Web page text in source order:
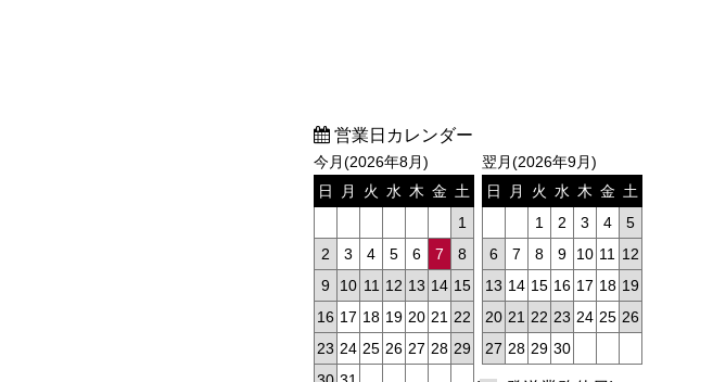
営業日カレンダー
今月(2026年8月)
日
月 火 水 木 金 土
1
2
3 4 5 6 7
8
9
10 11 12 13 14 15
16 17 18 19 20 21 22
23 24 25 26 27 28 29
翌月(2026年9月)
日
月 火 水 木 金 土
1
2 3 4
5
6
7 8 9 10 11
12
13 14 15 16 17 18 19
20 21 22 23 24 25 26
27 28 29 30